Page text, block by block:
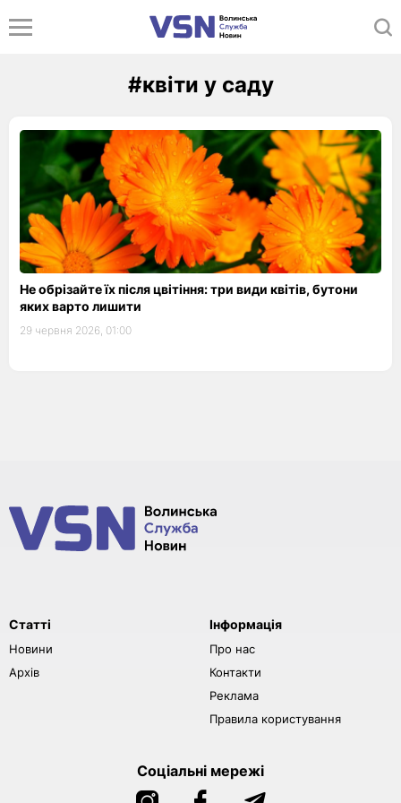
#квіти у саду
Не обрізайте їх після цвітіння: три види квітів, бутони
яких варто лишити
29 червня 2026, 01:00
Статті
Новини
Архів
Інформація
Про нас
Контакти
Реклама
Правила користування
Соціальні мережі